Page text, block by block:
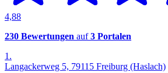
4,88
230 Bewertungen auf3 Portalen
1.
Langackerweg 5, 79115 Freiburg (Haslach)